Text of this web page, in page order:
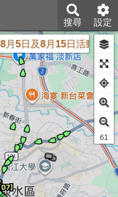
搜尋 設定
5日及8月15日活動交通管
59